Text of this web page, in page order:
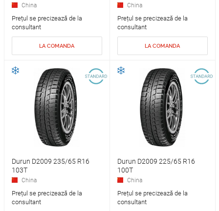
China
Prețul se precizează de la
consultant
LA COMANDA
China
Prețul se precizează de la
consultant
LA COMANDA
Durun D2009 235/65 R16
103T
China
Prețul se precizează de la
consultant
Durun D2009 225/65 R16
100T
China
Prețul se precizează de la
consultant